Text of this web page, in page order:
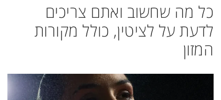
כל מה שחשוב ואתם צריכים
לדעת על לציטין, כולל מקורות
המזון